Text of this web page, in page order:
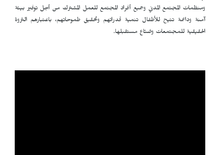
ومنظمات المجتمع المدني وجميع أفراد المجتمع للعمل المشترك من أجل توفير بيئة
آمنة وداعمة تتيح للأطفال تنمية قدراتهم وتحقيق طموحاتهم، باعتبارهم الثروة
الحقيقية للمجتمعات وصُنّاع مستقبلها.